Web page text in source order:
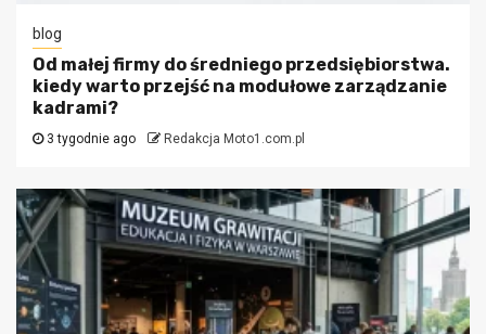
blog
Od małej firmy do średniego przedsiębiorstwa.
kiedy warto przejść na modułowe zarządzanie
kadrami?
3 tygodnie ago Redakcja Moto1.com.pl